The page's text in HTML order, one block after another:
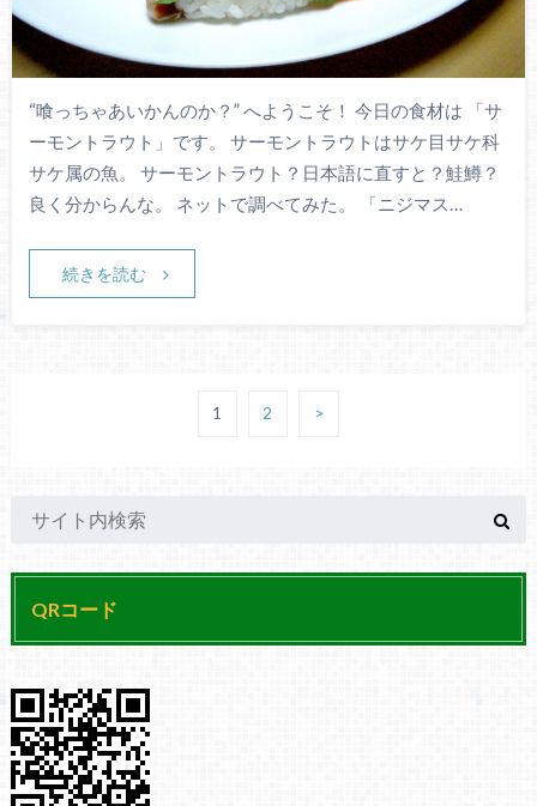
“喰っちゃあいかんのか？” へようこそ！ 今日の食材は 「サ
ーモントラウト」です。 サーモントラウトはサケ目サケ科
サケ属の魚。 サーモントラウト？日本語に直すと？鮭鱒？
良く分からんな。 ネットで調べてみた。 「ニジマス…
続きを読む
1 2 >
QRコード